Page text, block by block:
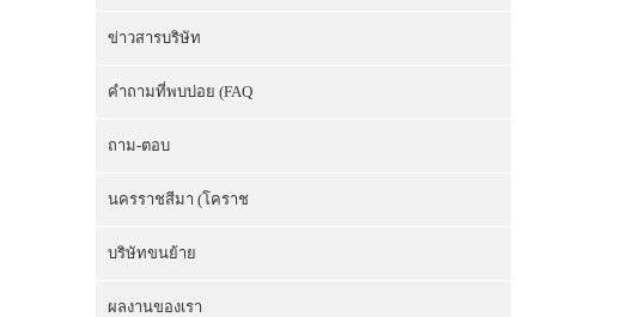
ข่าวสารบริษัท
คำถามที่พบบ่อย (FAQ
ถาม-ตอบ
นครราชสีมา (โคราช
บริษัทขนย้าย
ผลงานของเรา